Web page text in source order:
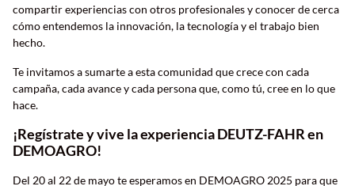
compartir experiencias con otros profesionales y conocer de cerca
cómo entendemos la innovación, la tecnología y el trabajo bien
hecho.
Te invitamos a sumarte a esta comunidad que crece con cada
campaña, cada avance y cada persona que, como tú, cree en lo que
hace.
¡Regístrate y vive la experiencia DEUTZ-FAHR en
DEMOAGRO!
Del 20 al 22 de mayo te esperamos en DEMOAGRO 2025 para que